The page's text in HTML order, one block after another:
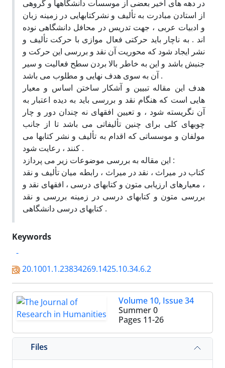
در دهه های اخیر بعضی از موسسات دانشگاهها و گروهی
از استادن مبادرت به تألیف و نشرکتابهایی در زمینه زبان
و ادبیات عربی ، جهت تدریس در محافل دانشگاهی نوده
اند . به ناچار باید حرکتی فعال موازی با حرکت تألیف و
نشر ایجاد شود که محوریت آن نقد و بررسی این حرکت و
جنبش باشد و این به خاطر بالا بردن سطح فعالیت و سیر
آن به سوی هدف نهایی و مطلوب می باشد .
هدف این مقاله تبیین و آشکار ساختن اساس و معیار
هایی است که هنگام نقد و بررسی باید به دیده اعتبار به
آن نگریسته شود ، و تعیین افقهای نه چندان دور و چار
چوبهای کلی برای چنین تألیفاتی می باشد تا از جانب
مولفان و موسساتی که اقدام به تألیف و نشر کتابها می
کنند ، رعایت شود .
این مقاله به بررسی موضوعات زیر می پردازد :
کتاب در میراث ، نقد در میراث ، رابطه میان تألیف و نقد
، معیارهای ارزیابی متون و کتابهای درسی ، افقهای نقد و
بررسی متون و کتابهای درسی در زمینه بررسی و نقد
کتابهای درسی دانشگاهی .
Keywords
-
20.1001.1.23834269.1425.10.34.6.2
Volume 10, Issue 34
Summer 0
Pages 11-26
Files